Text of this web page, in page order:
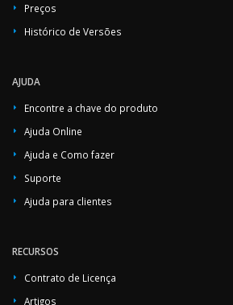
Preços
Histórico de Versões
AJUDA
Encontre a chave do produto
Ajuda Online
Ajuda e Como fazer
Suporte
Ajuda para clientes
RECURSOS
Contrato de Licença
Artigos